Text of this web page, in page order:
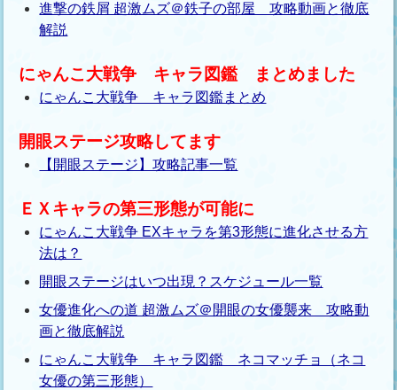
進撃の鉄屑 超激ムズ＠鉄子の部屋 攻略動画と徹底
解説
にゃんこ大戦争 キャラ図鑑 まとめました
にゃんこ大戦争 キャラ図鑑まとめ
開眼ステージ攻略してます
【開眼ステージ】攻略記事一覧
ＥＸキャラの第三形態が可能に
にゃんこ大戦争 EXキャラを第3形態に進化させる方
法は？
開眼ステージはいつ出現？スケジュール一覧
女優進化への道 超激ムズ＠開眼の女優襲来 攻略動
画と徹底解説
にゃんこ大戦争 キャラ図鑑 ネコマッチョ（ネコ
女優の第三形態）